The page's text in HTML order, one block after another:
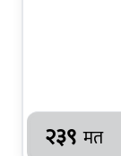
२३९ मत